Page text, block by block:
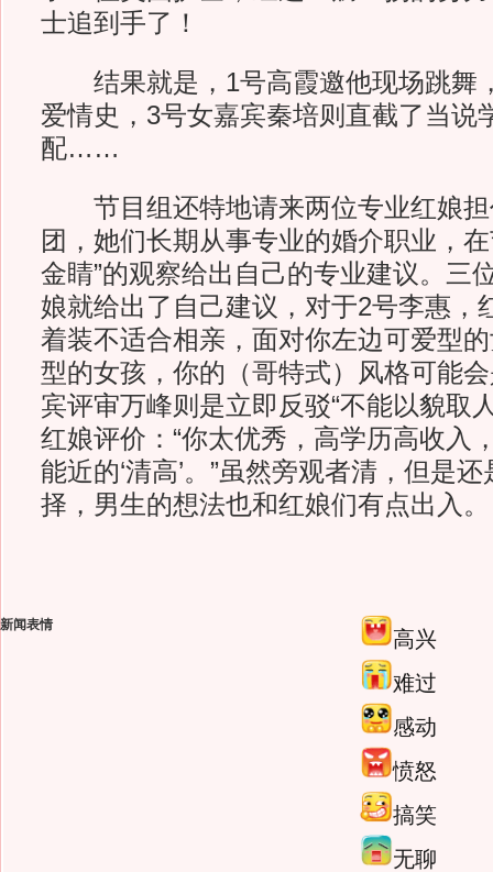
士追到手了！
结果就是，1号高霞邀他现场跳舞
爱情史，3号女嘉宾秦培则直截了当说
配……
节目组还特地请来两位专业红娘担
团，她们长期从事专业的婚介职业，
金睛”的观察给出自己的专业建议。三
娘就给出了自己建议，对于2号李惠，
着装不适合相亲，面对你左边可爱型
型的女孩，你的（哥特式）风格可能
宾评审万峰则是立即反驳“不能以貌取
红娘评价：“你太优秀，高学历高收入
能近的‘清高’。”虽然旁观者清，但是
择，男生的想法也和红娘们有点出入。
新闻表情
高兴
难过
感动
愤怒
搞笑
无聊